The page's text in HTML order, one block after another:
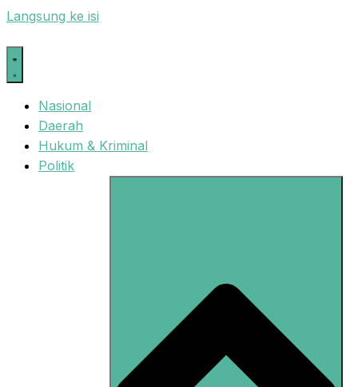
Langsung ke isi
Nasional
Daerah
Hukum & Kriminal
Politik